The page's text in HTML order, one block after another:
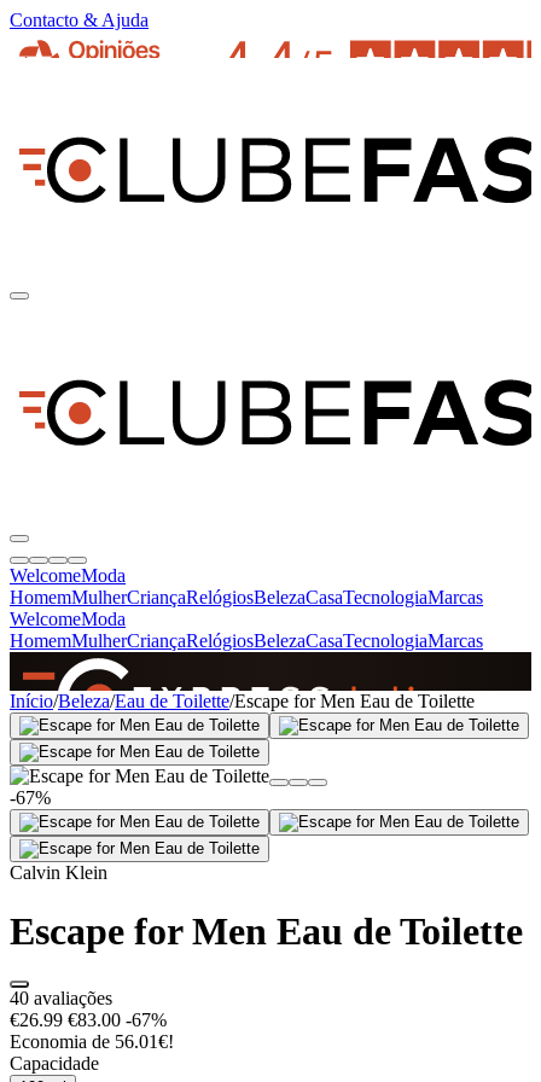
Contacto & Ajuda
WelcomeModa
HomemMulherCriançaRelógiosBelezaCasaTecnologiaMarcas
WelcomeModa
HomemMulherCriançaRelógiosBelezaCasaTecnologiaMarcas
SINCE 2005
+de 36.000 reviews
Início/Beleza/Eau de Toilette/Escape for Men Eau de Toilette
-67%
Calvin Klein
Escape for Men Eau de Toilette
40 avaliações
€26.99 €83.00 -67%
Economia de 56.01€!
Capacidade